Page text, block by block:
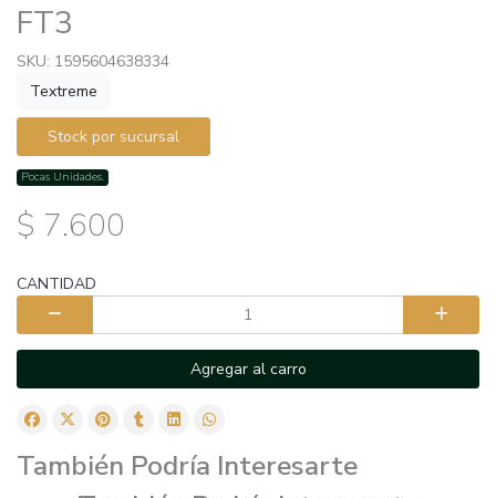
FT3
SKU: 1595604638334
Textreme
Stock por sucursal
Pocas Unidades.
$ 7.600
CANTIDAD
Agregar al carro
También Podría Interesarte